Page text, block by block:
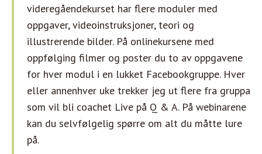
videregåendekurset har flere moduler med
oppgaver, videoinstruksjoner, teori og
illustrerende bilder. På onlinekursene med
oppfølging filmer og poster du to av oppgavene
for hver modul i en lukket Facebookgruppe. Hver
eller annenhver uke trekker jeg ut flere fra gruppa
som vil bli coachet Live på Q & A. På webinarene
kan du selvfølgelig spørre om alt du måtte lure
på.